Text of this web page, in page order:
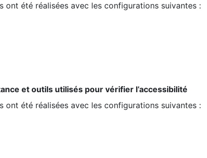
été réalisées avec les configurations suivantes :
et outils utilisés pour vérifier l’accessibilité
été réalisées avec les configurations suivantes :